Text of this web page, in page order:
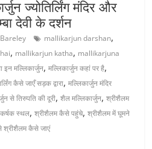
ज्योतिर्लिंग मंदिर और
देवी के दर्शन
mallikarjun darshan,
, mallikarjun katha, mallikarjuna
इन मल्लिकार्जुन,मल्लिकार्जुन कहां पर है,
कैसे जाएँ सड़क द्वारा,मल्लिकार्जुन मंदिर
से तिरुपति की दूरी,शैल मल्लिकार्जुन,श्रीशैलम
स्थल,श्रीशैलम कैसे पहुंचे,श्रीशैलम में घूमने
श्रीशैलम कैसे जाएं